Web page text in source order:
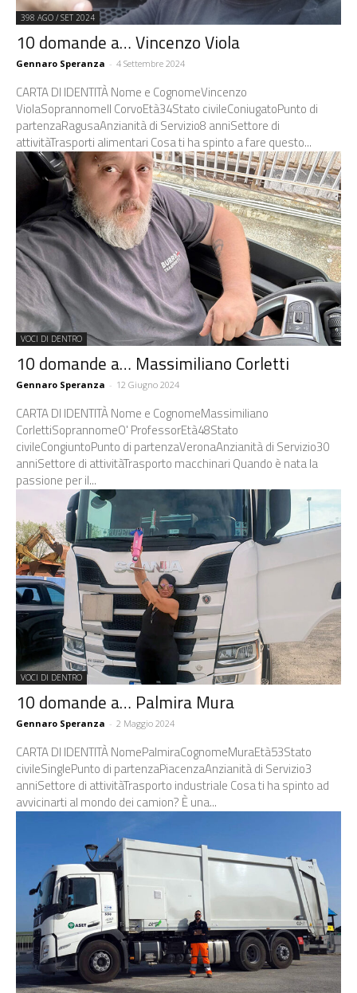
398 AGO / SET 2024
10 domande a… Vincenzo Viola
Gennaro Speranza - 4 Settembre 2024
CARTA DI IDENTITÀ Nome e CognomeVincenzo
ViolaSoprannomeIl CorvoEtà34Stato civileConiugatoPunto di
partenzaRagusaAnzianità di Servizio8 anniSettore di
attivitàTrasporti alimentari Cosa ti ha spinto a fare questo...
VOCI DI DENTRO
10 domande a… Massimiliano Corletti
Gennaro Speranza - 12 Giugno 2024
CARTA DI IDENTITÀ Nome e CognomeMassimiliano
CorlettiSoprannomeO' ProfessorEtà48Stato
civileCongiuntoPunto di partenzaVeronaAnzianità di Servizio30
anniSettore di attivitàTrasporto macchinari Quando è nata la
passione per il...
VOCI DI DENTRO
10 domande a… Palmira Mura
Gennaro Speranza - 2 Maggio 2024
CARTA DI IDENTITÀ NomePalmiraCognomeMuraEtà53Stato
civileSinglePunto di partenzaPiacenzaAnzianità di Servizio3
anniSettore di attivitàTrasporto industriale Cosa ti ha spinto ad
avvicinarti al mondo dei camion? È una...